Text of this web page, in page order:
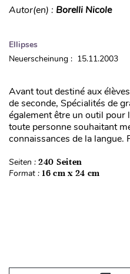
Autor(en) : Borelli Nicole
Ellipses
Neuerscheinung : 15.11.2003
Avant tout destiné aux
de seconde, Spécialités de
également être un outil pour
toute personne souhaitant
connaissances de la langue.
Seiten : 240 Seiten
Format : 16 cm x 24 cm